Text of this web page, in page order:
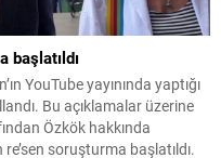
başlatıldı
YouTube yayınında yaptığı
Bu açıklamalar üzerine
Özkök hakkında
soruşturma başlatıldı.